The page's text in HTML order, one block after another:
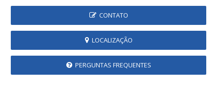
CONTATO
LOCALIZAÇÃO
PERGUNTAS FREQUENTES